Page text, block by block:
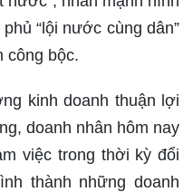
“lội nước cùng dân”
công bộc.
kinh doanh thuận lợi
doanh nhân hôm nay
việc trong thời kỳ đổi
thành những doanh